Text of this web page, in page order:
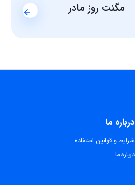
مگنت روز مادر
درباره ما
شرایط و قوانین استفاده
درباره ما